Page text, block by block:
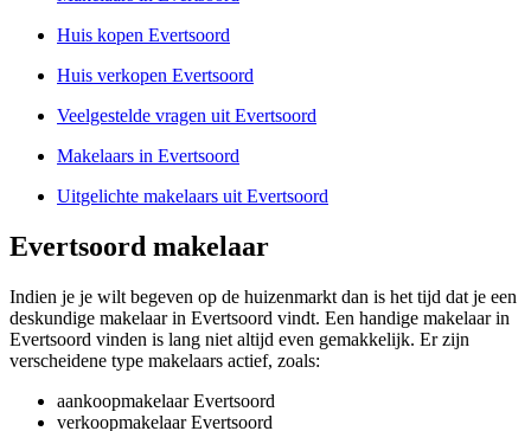
Huis kopen Evertsoord
Huis verkopen Evertsoord
Veelgestelde vragen uit Evertsoord
Makelaars in Evertsoord
Uitgelichte makelaars uit Evertsoord
Evertsoord makelaar
Indien je je wilt begeven op de huizenmarkt dan is het tijd dat je een
deskundige makelaar in Evertsoord vindt. Een handige makelaar in
Evertsoord vinden is lang niet altijd even gemakkelijk. Er zijn
verscheidene type makelaars actief, zoals:
aankoopmakelaar Evertsoord
verkoopmakelaar Evertsoord